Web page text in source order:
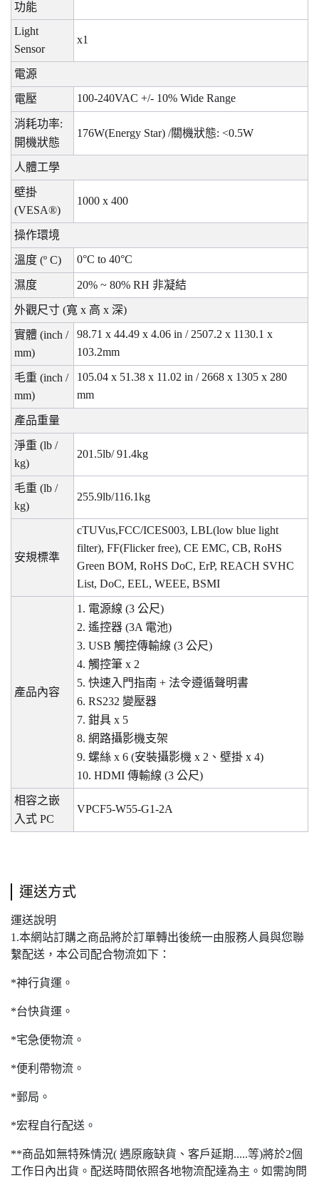
功能
Light
Sensor
x1
電源
電壓 100-240VAC +/- 10% Wide Range
消耗功率:
開機狀態
176W(Energy Star) /關機狀態: <0.5W
人體工學
壁掛
(VESA®)
1000 x 400
操作環境
溫度 (º C) 0°C to 40°C
濕度 20% ~ 80% RH 非凝結
外觀尺寸 (寬 x 高 x 深)
實體 (inch /
mm)
98.71 x 44.49 x 4.06 in / 2507.2 x 1130.1 x
103.2mm
毛重 (inch /
mm)
105.04 x 51.38 x 11.02 in / 2668 x 1305 x 280
mm
產品重量
淨重 (lb /
kg)
201.5lb/ 91.4kg
毛重 (lb /
kg)
255.9lb/116.1kg
安規標準
cTUVus,FCC/ICES003, LBL(low blue light
filter), FF(Flicker free), CE EMC, CB, RoHS
Green BOM, RoHS DoC, ErP, REACH SVHC
List, DoC, EEL, WEEE, BSMI
產品內容
1. 電源線 (3 公尺)
2. 遙控器 (3A 電池)
3. USB 觸控傳輸線 (3 公尺)
4. 觸控筆 x 2
5. 快速入門指南 + 法令遵循聲明書
6. RS232 變壓器
7. 鉗具 x 5
8. 網路攝影機支架
9. 螺絲 x 6 (安裝攝影機 x 2 、壁掛 x 4)
10. HDMI 傳輸線 (3 公尺)
相容之嵌
入式 PC
VPCF5-W55-G1-2A
運送方式
運送說明
1.本網站訂購之商品將於訂單轉出後統一由服務人員與您聯
繫配送，本公司配合物流如下：
*神行貨運。
*台快貨運。
*宅急便物流。
*便利帶物流。
*郵局。
*宏程自行配送。
**商品如無特殊情況( 遇原廠缺貨、客戶延期.....等)將於2個
工作日內出貨。配送時間依照各地物流配達為主。如需詢問